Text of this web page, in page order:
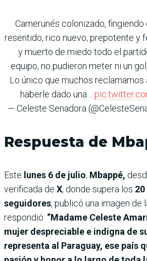
Camerunés colonizado,
resentido, rico nuevo, prepotente y
y muerto de miedo todo el
equipo, no pudieron meter ni un
Lo único que muchos reclamamos
haberle dado una…
— Celeste Senadora
Respuesta de
Este lunes 6 de julio, Mbappé,
verificada de X, donde supera los
seguidores, publicó una imagen de
respondió: “Madame Celeste
mujer despreciable e indigna de
representa al Paraguay, ese país